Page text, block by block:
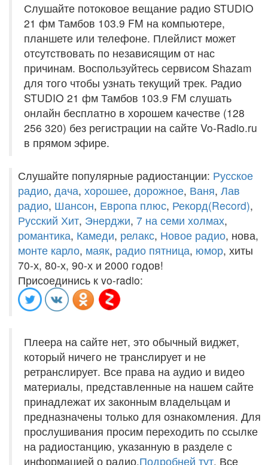
Слушайте потоковое вещание радио STUDIO
21 фм Тамбов 103.9 FM на компьютере,
планшете или телефоне. Плейлист может
отсутствовать по независящим от нас
причинам. Воспользуйтесь сервисом Shazam
для того чтобы узнать текущий трек. Радио
STUDIO 21 фм Тамбов 103.9 FM слушать
онлайн бесплатно в хорошем качестве (128
256 320) без регистрации на сайте Vo-Radio.ru
в прямом эфире.
Слушайте популярные радиостанции: Русское
радио, дача, хорошее, дорожное, Ваня, Лав
радио, Шансон, Европа плюс, Рекорд(Record),
Русский Хит, Энерджи, 7 на семи холмах,
романтика, Камеди, релакс, Новое радио, нова,
монте карло, маяк, радио пятница, юмор, хиты
70-х, 80-х, 90-х и 2000 годов!
Присоединись к vo-radio:
Плеера на сайте нет, это обычный виджет,
который ничего не транслирует и не
ретранслирует. Все права на аудио и видео
материалы, представленные на нашем сайте
принадлежат их законным владельцам и
предназначены только для ознакомления. Для
прослушивания просим переходить по ссылке
на радиостанцию, указанную в разделе с
информацией о радио.Подробней тут. Все